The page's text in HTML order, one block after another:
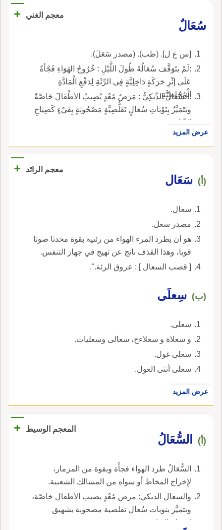
معجم الغني
+
سُعَالٌ
[س ع ل]. (طب). (مصدر سَعَلَ).
:لَمْ يتَوَقَّف سُعَالُهُ طُولَ اللَّيْلِ : خُرُوجُ الهَوَاءِ فَجْأةً
عَلَى إثْرِ حَرَكَةٍ دَاخِلِيَّةٍ فِي الرِّئَةِ لِدَفْعِ الْمَادَّةِ
الْمُخَاطِيَّةِ.
:السُّعَالُ الدِّيكِيُّ : مَرَضٌ مُعْدٍ يُصِيبُ الأطْفَالَ خَاصَّةً
ويَتَمَيَّزُ بِنَوْبَاتِ سُعَالٍ تَقَلُّصِيَّةٍ مَصْحُوبَةٍ بِقَيْءٍ كَصِيَاحِ
الدِّيكِ.
عرض المزيد
معجم الرائد +
(أ) سَعَال
سعال.
مصدر سعل.
هو أن يطرد المرء الهواء من رئتيه بقوة محدثا صوتا
قويا، وهذا القذف ناتج عن تهيج في جهاز التنفس.
[ قصب السعال ] : عروق الرئة.ˆ.
(ب) سِعلَى
سعلى.
و سعلاة و سعلاءج، سعالى وسعليات.
سعلى غول.
سعلى أنثى الغول.
عرض المزيد
المعجم الوسيط +
(أ) السُّعَالُ
السُّعَالُ طرد الهواء فجأَة وبقوة من المزمار،
لإِخراج المخاط أو سواه من المسالك الشعبية.
والسعال الديكي: مرض مُعْدٍ يصيب الأطفال خاصّة،
ويتميَّز بنوبات سُعال تقلصية مصحوبة بشهيق
كصياح الديك.